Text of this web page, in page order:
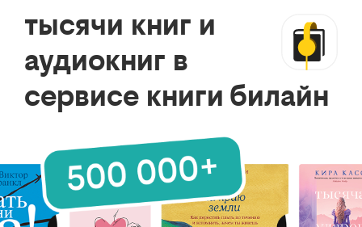
тысячи книг и
аудиокниг в
сервисе книги билайн